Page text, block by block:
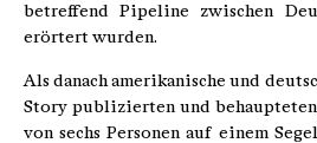
betreffend Pipeline zwischen
erörtert wurden.
Als danach amerikanische und
Story publizierten und behaupteten,
von sechs Personen auf einem